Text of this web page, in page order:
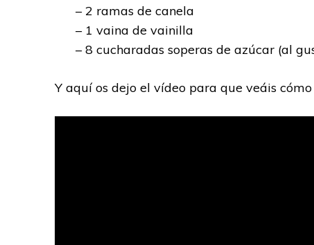
– 2 ramas de canela
– 1 vaina de vainilla
– 8 cucharadas soperas de azúcar (al
Y aquí os dejo el vídeo para que veáis